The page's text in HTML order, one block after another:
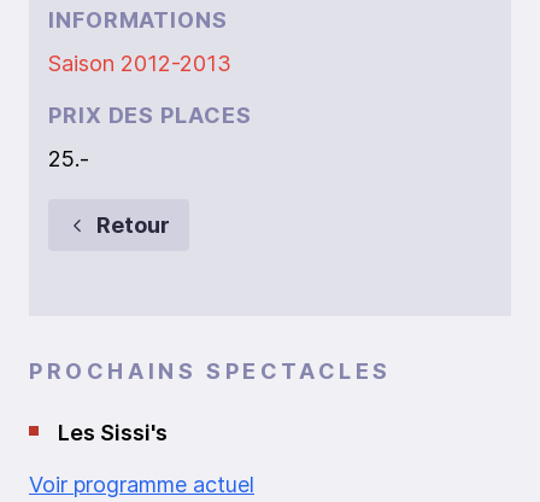
INFORMATIONS
Saison 2012-2013
PRIX DES PLACES
25.-
Retour
PROCHAINS SPECTACLES
Les Sissi's
Voir programme actuel